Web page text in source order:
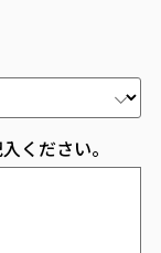
ください。